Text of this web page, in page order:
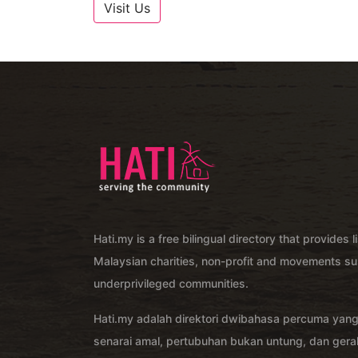
Visit Us
Hati.my is a free bilingual directory that provides
Malaysian charities, non-profit and movements
underprivileged communities.
Hati.my adalah direktori dwibahasa percuma
senarai amal, pertubuhan bukan untung, dan